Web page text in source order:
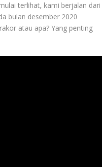
terlihat, kami berjalan dari
bulan desember 2020
atau apa? Yang penting